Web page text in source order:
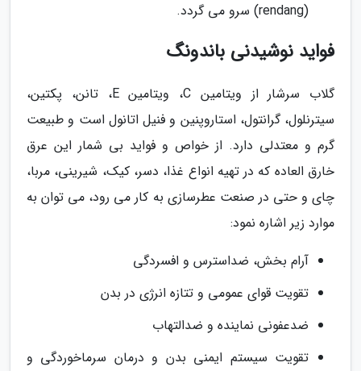
(rendang) سرو می گردد.
فواید نوشیدنی باندونگ
گلاب سرشار از ویتامین C، ویتامین E، تانن، پکتین،
سیترنلول، گرانتول، استاروپنین و فنیل اتانول است و طبیعت
گرم و معتدلی دارد. از خواص و فواید بی شمار این عرق
خارق العاده که در تهیه انواع غذا، دسر، کیک، شیرینی، مربا،
چای و حتی در صنعت عطرسازی به کار می رود، می توان به
موارد زیر اشاره نمود:
آرام بخش، ضداسترس و افسردگی
تقویت قوای عمومی و تتازه انرژی در بدن
ضدعفونی نماینده و ضدالتهاب
تقویت سیستم ایمنی بدن و درمان سرماخوردگی و